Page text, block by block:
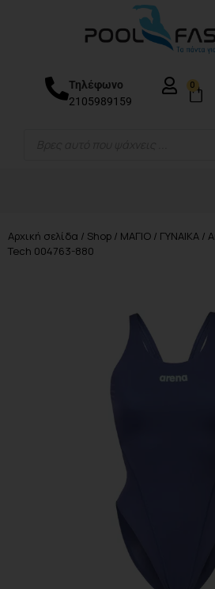
Τηλέφωνο
2105989159
0
Αρχική σελίδα / Shop / ΜΑΓΙΟ / ΓΥΝΑΙΚΑ /
Tech 004763-880